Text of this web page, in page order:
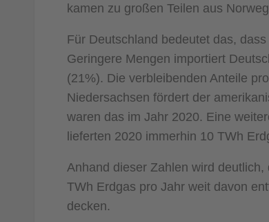
kamen zu großen Teilen aus
Für Deutschland bedeutet das, dass
Geringere Mengen importiert
(21%). Die verbleibenden Anteile
Niedersachsen fördert der
waren das im Jahr 2020. Eine
lieferten 2020 immerhin 10 TWh
Anhand dieser Zahlen wird
TWh Erdgas pro Jahr weit davon
decken.